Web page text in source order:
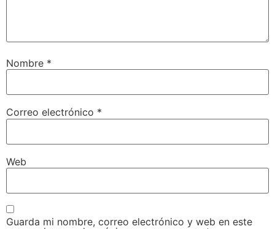
Nombre *
Correo electrónico *
Web
Guarda mi nombre, correo electrónico y web en este